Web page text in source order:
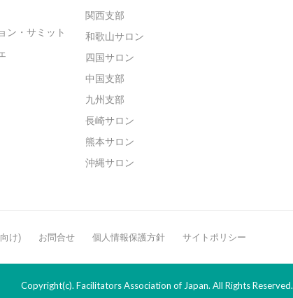
ン・サミット
関西支部
和歌山サロン
四国サロン
中国支部
九州支部
長崎サロン
熊本サロン
沖縄サロン
け) お問合せ 個人情報保護方針 サイトポリシー
Copyright(c). Facilitators Association of Japan. All Rights Reserved.